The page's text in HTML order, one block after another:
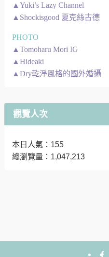
▲Yuki’s Lazy Channel
▲Shockisgood 夏克絲古德
PHOTO
▲Tomoharu Mori IG
▲Hideaki
▲Dry乾淨風格的國外婚攝
觀覽人次
本日人氣：155
總瀏覽量：1,047,213